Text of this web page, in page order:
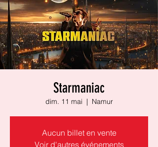
Starmaniac
dim. 11 mai
  |
Namur
Aucun billet en vente
Voir d'autres événements